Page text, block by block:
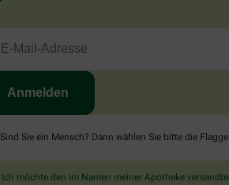
Sind Sie ein Mensch? Dann wählen Sie bitte die Flagge
Ich möchte den im Namen meiner Apotheke